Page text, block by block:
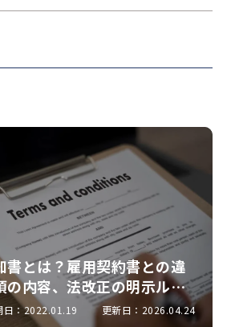
書とは？雇用契約書との違
の内容、法改正の明示ルー
日：2022.01.19 更新日：2026.04.24